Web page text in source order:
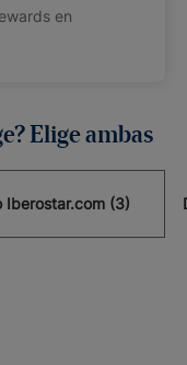
en
Elige ambas
Iberostar.com (3)